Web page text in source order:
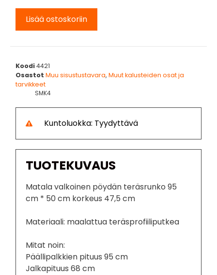
Lisää ostoskoriin
Koodi4421
Osastot Muu sisustustavara,Muut kalusteiden osat ja
tarvikkeet
SMK4
Kuntoluokka: Tyydyttävä
TUOTEKUVAUS
Matala valkoinen pöydän teräsrunko 95
cm * 50 cm korkeus 47,5 cm
Materiaali: maalattua teräsprofiiliputkea
Mitat noin:
Päällipalkkien pituus 95 cm
Jalkapituus 68 cm